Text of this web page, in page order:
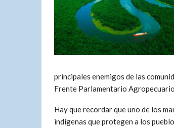
principales enemigos de las
Frente Parlamentario
Hay que recordar que uno de los
indígenas que protegen a los